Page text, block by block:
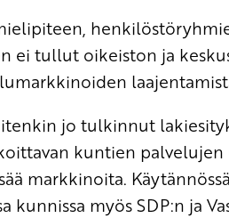
ei tullut oikeiston ja
jo tulkinnut
kuntien palvelujen
markkinoita.
kunnissa myös SDP:n ja